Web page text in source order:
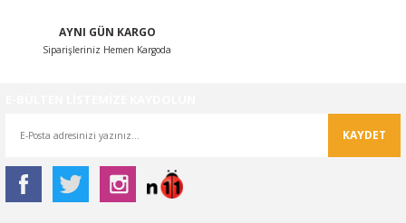
AYNI GÜN KARGO
Siparişleriniz Hemen Kargoda
KAYDET